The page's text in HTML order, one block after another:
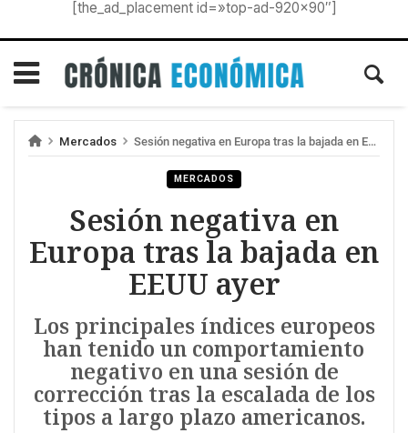
[the_ad_placement id=»top-ad-920×90″]
Mercados Sesión negativa en Europa tras la bajada en EEUU ayer
MERCADOS
Sesión negativa en
Europa tras la bajada en
EEUU ayer
Los principales índices europeos
han tenido un comportamiento
negativo en una sesión de
corrección tras la escalada de los
tipos a largo plazo americanos.